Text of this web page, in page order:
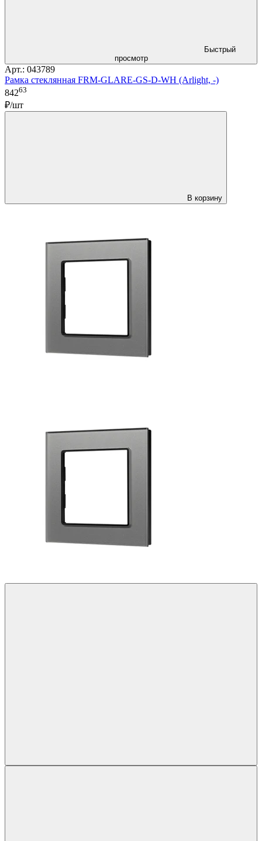
Быстрый
просмотр
Арт.: 043789
Рамка стеклянная FRM-GLARE-GS-D-WH (Arlight, -)
84263
₽/шт
В корзину